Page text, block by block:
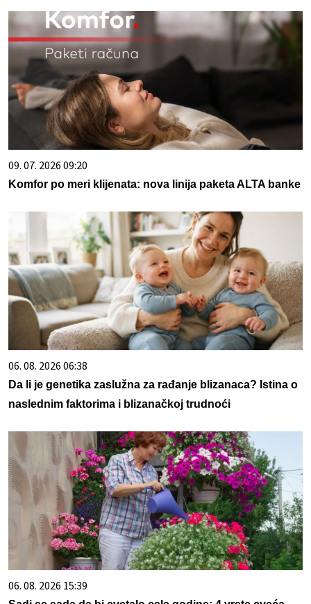
09. 07. 2026 09:20
Komfor po meri klijenata: nova linija paketa ALTA banke
06. 08. 2026 06:38
Da li je genetika zaslužna za rađanje blizanaca? Istina o
naslednim faktorima i blizanačkoj trudnoći
06. 08. 2026 15:39